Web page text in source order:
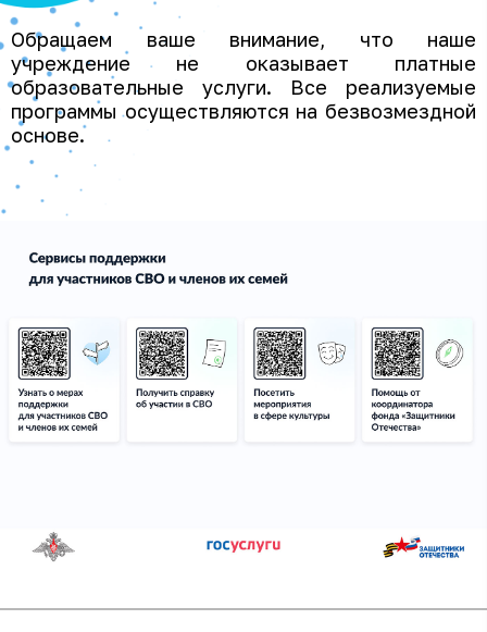
Обращаем ваше внимание, что наше
учреждение не оказывает платные
образовательные услуги. Все реализуемые
программы осуществляются на безвозмездной
основе​.